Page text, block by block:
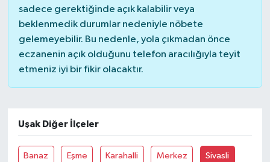
sadece gerektiğinde açık kalabilir veya
beklenmedik durumlar nedeniyle nöbete
gelemeyebilir. Bu nedenle, yola çıkmadan önce
eczanenin açık olduğunu telefon aracılığıyla teyit
etmeniz iyi bir fikir olacaktır.
Uşak Diğer İlçeler
Banaz Eşme Karahalli Merkez Sivasli